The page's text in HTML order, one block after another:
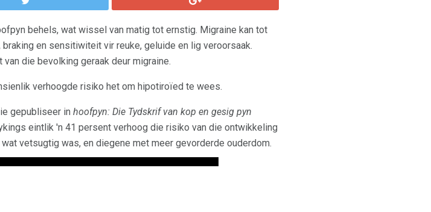
behels, wat wissel van matig tot ernstig. Migraine kan tot
en sensitiwiteit vir reuke, geluide en lig veroorsaak.
die bevolking geraak deur migraine.
verhoogde risiko het om hipotiroïed te wees.
gepubliseer in hoofpyn: Die Tydskrif van kop en gesig pyn
eintlik 'n 41 persent verhoog die risiko van die ontwikkeling
vetsugtig was, en diegene met meer gevorderde ouderdom.